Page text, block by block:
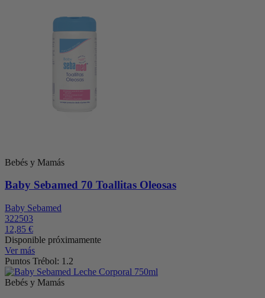
Bebés y Mamás
Baby Sebamed 70 Toallitas Oleosas
Baby Sebamed
322503
12,85 €
Disponible próximamente
Ver más
Puntos Trébol: 1.2
Bebés y Mamás